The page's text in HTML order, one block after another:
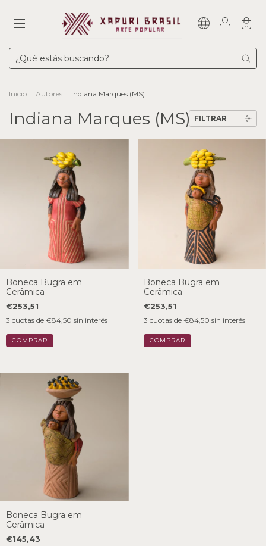
0
Inicio . Autores . Indiana Marques (MS)
Indiana Marques (MS) FILTRAR
Boneca Bugra em
Cerâmica
€253,51
3 cuotas de €84,50 sin interés
Boneca Bugra em
Cerâmica
€253,51
3 cuotas de €84,50 sin interés
Boneca Bugra em
Cerâmica
€145,43